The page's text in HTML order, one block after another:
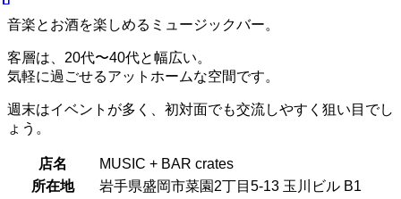
音楽とお酒を楽しめるミュージックバー。
客層は、20代〜40代と幅広い。
気軽に過ごせるアットホームな空間です。
週末はイベントが多く、初対面でも交流しやすく狙い目でし
ょう。
店名
MUSIC + BAR crates
所在地
岩手県盛岡市菜園2丁目5-13 玉川ビル B1